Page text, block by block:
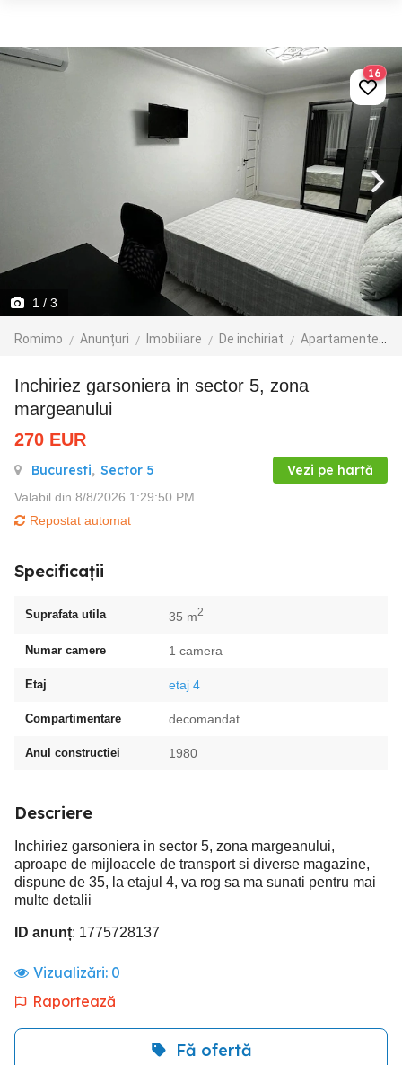
1 / 3
Romimo Anunțuri Imobiliare De inchiriat Apartamente de inchiriat
16
Inchiriez garsoniera in sector 5, zona
margeanului
270 EUR
Bucuresti, Sector 5 Vezi pe hartă
Valabil din 8/8/2026 1:29:50 PM
Repostat automat
Specificații
Suprafata utila 35 m2
Numar camere 1 camera
Etaj etaj 4
Compartimentare decomandat
Anul constructiei 1980
Descriere
Inchiriez garsoniera in sector 5, zona margeanului,
aproape de mijloacele de transport si diverse magazine,
dispune de 35, la etajul 4, va rog sa ma sunati pentru mai
multe detalii
ID anunț: 1775728137
Vizualizări: 0
Raportează
Fă ofertă